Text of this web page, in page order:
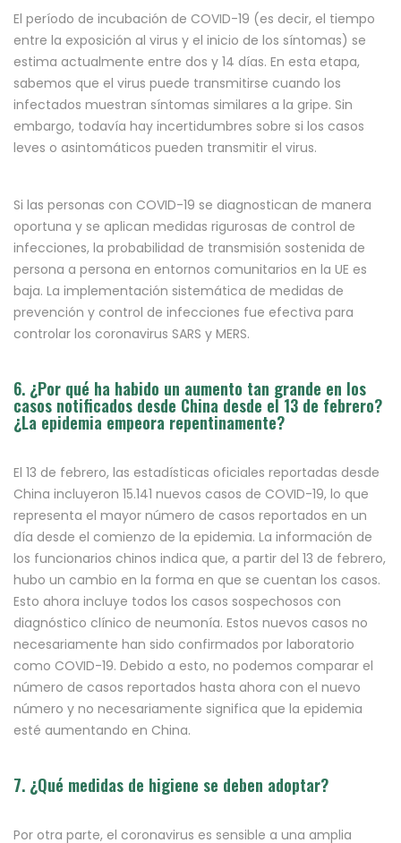
El período de incubación de COVID-19 (es decir, el tiempo
entre la exposición al virus y el inicio de los síntomas) se
estima actualmente entre dos y 14 días. En esta etapa,
sabemos que el virus puede transmitirse cuando los
infectados muestran síntomas similares a la gripe. Sin
embargo, todavía hay incertidumbres sobre si los casos
leves o asintomáticos pueden transmitir el virus.
Si las personas con COVID-19 se diagnostican de manera
oportuna y se aplican medidas rigurosas de control de
infecciones, la probabilidad de transmisión sostenida de
persona a persona en entornos comunitarios en la UE es
baja. La implementación sistemática de medidas de
prevención y control de infecciones fue efectiva para
controlar los coronavirus SARS y MERS.
6. ¿Por qué ha habido un aumento tan grande en los
casos notificados desde China desde el 13 de febrero?
¿La epidemia empeora repentinamente?
El 13 de febrero, las estadísticas oficiales reportadas desde
China incluyeron 15.141 nuevos casos de COVID-19, lo que
representa el mayor número de casos reportados en un
día desde el comienzo de la epidemia. La información de
los funcionarios chinos indica que, a partir del 13 de febrero,
hubo un cambio en la forma en que se cuentan los casos.
Esto ahora incluye todos los casos sospechosos con
diagnóstico clínico de neumonía. Estos nuevos casos no
necesariamente han sido confirmados por laboratorio
como COVID-19. Debido a esto, no podemos comparar el
número de casos reportados hasta ahora con el nuevo
número y no necesariamente significa que la epidemia
esté aumentando en China.
7. ¿Qué medidas de higiene se deben adoptar?
Por otra parte, el coronavirus es sensible a una amplia